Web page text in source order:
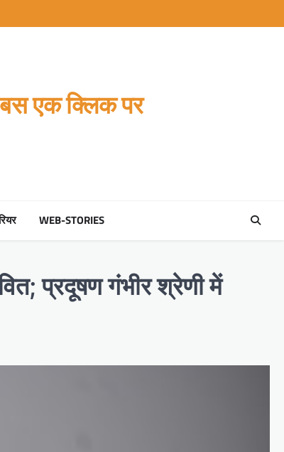
एक क्लिक पर
WEB-STORIES
प्रदूषण गंभीर श्रेणी में